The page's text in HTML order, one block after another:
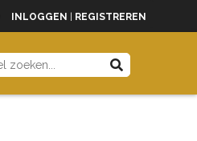
INLOGGEN REGISTREREN